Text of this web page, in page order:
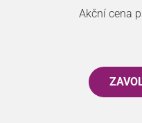
Akční cena